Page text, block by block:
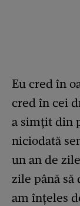
Eu cred în
cred în cei
a simțit din
niciodată
un an de
zile până să
am înțeles